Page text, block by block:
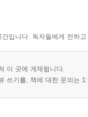
입니다. 독자들에게 전하
이 곳에 게재됩니다.
쓰기를, 책에 대한 문의는